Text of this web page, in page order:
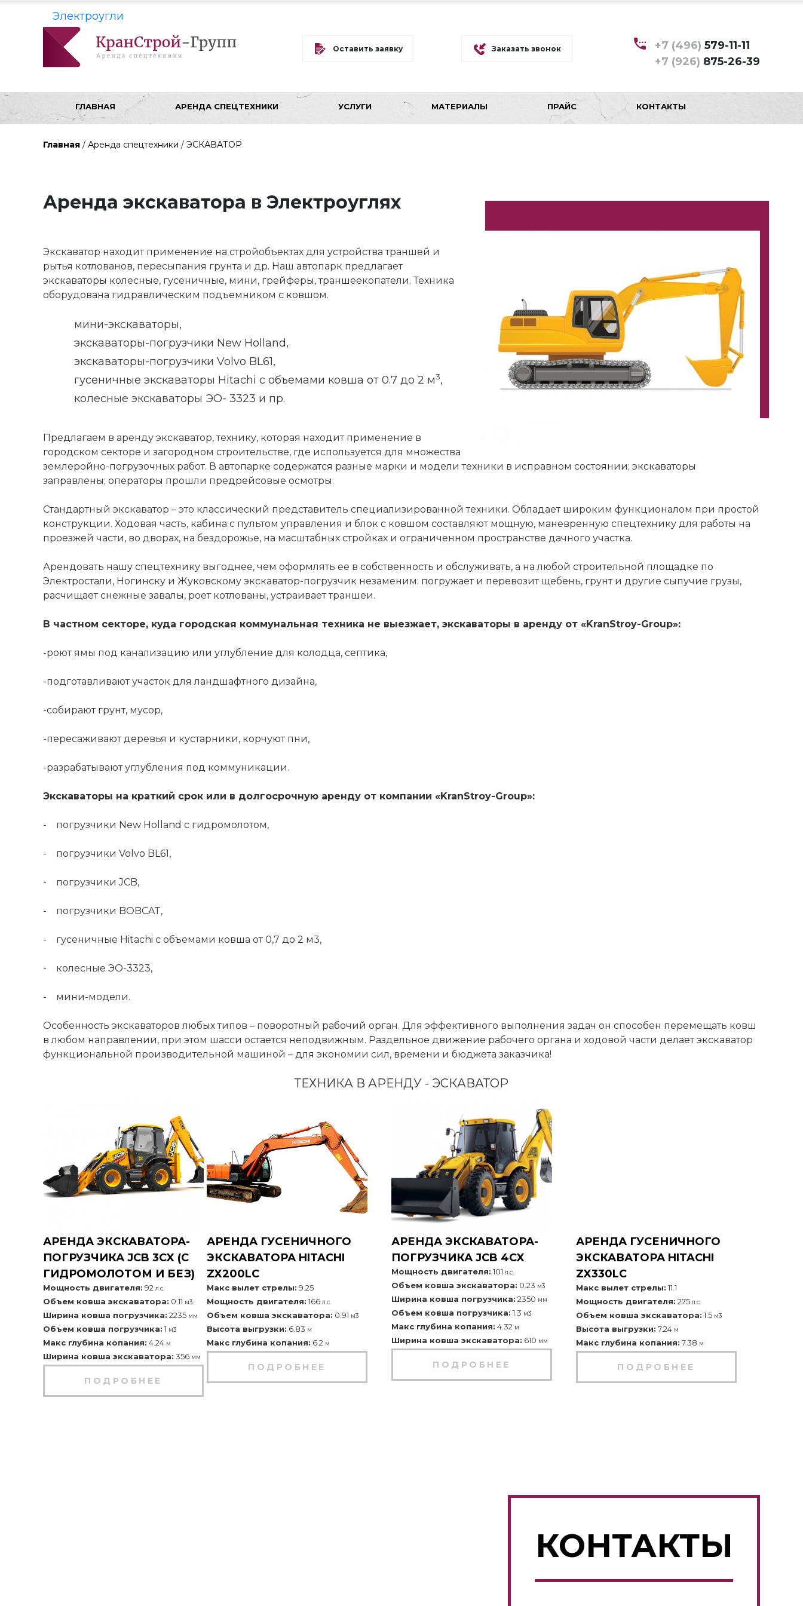
+7 (496) 579-11-11
+7 (926) 875-26-39
Оставить заявку Заказать звонок
Электроугли
ГЛАВНАЯ АРЕНДА СПЕЦТЕХНИКИ УСЛУГИ МАТЕРИАЛЫ ПРАЙС КОНТАКТЫ
Главная / Аренда спецтехники / ЭСКАВАТОР
Аренда экскаватора в Электроуглях
Экскаватор находит применение на стройобъектах для устройства траншей и
рытья котлованов, пересыпания грунта и др. Наш автопарк предлагает
экскаваторы колесные, гусеничные, мини, грейферы, траншеекопатели. Техника
оборудована гидравлическим подъемником с ковшом.
мини-экскаваторы,
экскаваторы-погрузчики New Holland,
экскаваторы-погрузчики Volvo BL61,
гусеничные экскаваторы Hitachi с объемами ковша от 0.7 до 2 м3,
колесные экскаваторы ЭО- 3323 и пр.
Предлагаем в аренду экскаватор, технику, которая находит применение в
городском секторе и загородном строительстве, где используется для множества
землеройно-погрузочных работ. В автопарке содержатся разные марки и модели техники в исправном состоянии; экскаваторы
заправлены; операторы прошли предрейсовые осмотры.
Стандартный экскаватор – это классический представитель специализированной техники. Обладает широким функционалом при простой
конструкции. Ходовая часть, кабина с пультом управления и блок с ковшом составляют мощную, маневренную спецтехнику для работы на
проезжей части, во дворах, на бездорожье, на масштабных стройках и ограниченном пространстве дачного участка.
Арендовать нашу спецтехнику выгоднее, чем оформлять ее в собственность и обслуживать, а на любой строительной площадке по
Электростали, Ногинску и Жуковскому экскаватор-погрузчик незаменим: погружает и перевозит щебень, грунт и другие сыпучие грузы,
расчищает снежные завалы, роет котлованы, устраивает траншеи.
В частном секторе, куда городская коммунальная техника не выезжает, экскаваторы в аренду от «KranStroy-Group»:
-роют ямы под канализацию или углубление для колодца, септика,
-подготавливают участок для ландшафтного дизайна,
-собирают грунт, мусор,
-пересаживают деревья и кустарники, корчуют пни,
-разрабатывают углубления под коммуникации.
Экскаваторы на краткий срок или в долгосрочную аренду от компании «KranStroy-Group»:
- погрузчики New Holland с гидромолотом,
- погрузчики Volvo BL61,
- погрузчики JCB,
- погрузчики BOBCAT,
- гусеничные Hitachi с объемами ковша от 0,7 до 2 м3,
- колесные ЭО-3323,
- мини-модели.
Особенность экскаваторов любых типов – поворотный рабочий орган. Для эффективного выполнения задач он способен перемещать ковш
в любом направлении, при этом шасси остается неподвижным. Раздельное движение рабочего органа и ходовой части делает экскаватор
функциональной производительной машиной – для экономии сил, времени и бюджета заказчика!
ТЕХНИКА В АРЕНДУ - ЭСКАВАТОР
АРЕНДА ЭКСКАВАТОРА-
ПОГРУЗЧИКА JCB 3CX (С
ГИДРОМОЛОТОМ И БЕЗ)
Мощность двигателя: 92 л.с.
Объем ковша экскаватора: 0.11 м3
Ширина ковша погрузчика: 2235 мм
Объем ковша погрузчика: 1 м3
Макс глубина копания: 4.24 м
Ширина ковша экскаватора: 356 мм
ПОДРОБНЕЕ
АРЕНДА ГУСЕНИЧНОГО
ЭКСКАВАТОРА HITACHI
ZX200LC
Макс вылет стрелы: 9.25
Мощность двигателя: 166 л.с.
Объем ковша экскаватора: 0.91 м3
Высота выгрузки: 6.83 м
Макс глубина копания: 6.2 м
ПОДРОБНЕЕ
АРЕНДА ЭКСКАВАТОРА-
ПОГРУЗЧИКА JCB 4CX
Мощность двигателя: 101 л.с.
Объем ковша экскаватора: 0.23 м3
Ширина ковша погрузчика: 2350 мм
Объем ковша погрузчика: 1.3 м3
Макс глубина копания: 4.32 м
Ширина ковша экскаватора: 610 мм
ПОДРОБНЕЕ
АРЕНДА ГУСЕНИЧНОГО
ЭКСКАВАТОРА HITACHI
ZX330LC
Макс вылет стрелы: 11.1
Мощность двигателя: 275 л.с.
Объем ковша экскаватора: 1.5 м3
Высота выгрузки: 7.24 м
Макс глубина копания: 7.38 м
ПОДРОБНЕЕ
КОНТАКТЫ